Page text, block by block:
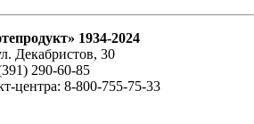
1934-2024
Декабристов, 30
290-60-85
центра: 8-800-755-75-33